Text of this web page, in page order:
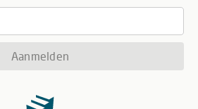
Aanmelden